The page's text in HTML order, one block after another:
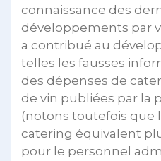
connaissance des
développements par
a contribué au
telles les fausses
des dépenses de
de vin publiées par la
(notons toutefois que
catering équivalent
pour le personnel